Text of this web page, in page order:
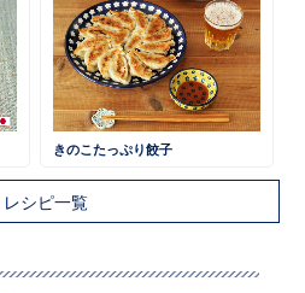
きのこたっぷり餃子
レシピ一覧